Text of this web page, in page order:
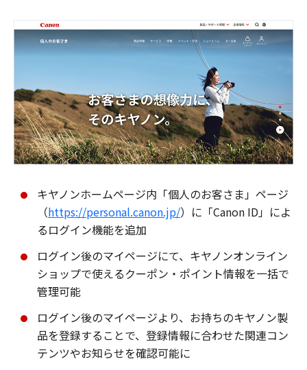
キヤノンホームページ内「個人のお客さま」ページ
（https://personal.canon.jp/）に「Canon ID」によ
るログイン機能を追加
ログイン後のマイページにて、キヤノンオンライン
ショップで使えるクーポン・ポイント情報を一括で
管理可能
ログイン後のマイページより、お持ちのキヤノン製
品を登録することで、登録情報に合わせた関連コン
テンツやお知らせを確認可能に